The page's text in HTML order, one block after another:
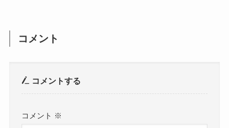
コメント
コメントする
コメント ※